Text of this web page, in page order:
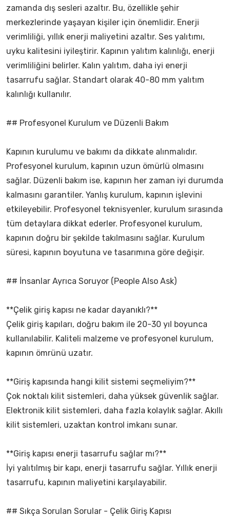
zamanda dış sesleri azaltır. Bu, özellikle şehir
merkezlerinde yaşayan kişiler için önemlidir. Enerji
verimliliği, yıllık enerji maliyetini azaltır. Ses yalıtımı,
uyku kalitesini iyileştirir. Kapının yalıtım kalınlığı, enerji
verimliliğini belirler. Kalın yalıtım, daha iyi enerji
tasarrufu sağlar. Standart olarak 40-80 mm yalıtım
kalınlığı kullanılır.
## Profesyonel Kurulum ve Düzenli Bakım
Kapının kurulumu ve bakımı da dikkate alınmalıdır.
Profesyonel kurulum, kapının uzun ömürlü olmasını
sağlar. Düzenli bakım ise, kapının her zaman iyi durumda
kalmasını garantiler. Yanlış kurulum, kapının işlevini
etkileyebilir. Profesyonel teknisyenler, kurulum sırasında
tüm detaylara dikkat ederler. Profesyonel kurulum,
kapının doğru bir şekilde takılmasını sağlar. Kurulum
süresi, kapının boyutuna ve tasarımına göre değişir.
## İnsanlar Ayrıca Soruyor (People Also Ask)
**Çelik giriş kapısı ne kadar dayanıklı?**
Çelik giriş kapıları, doğru bakım ile 20-30 yıl boyunca
kullanılabilir. Kaliteli malzeme ve profesyonel kurulum,
kapının ömrünü uzatır.
**Giriş kapısında hangi kilit sistemi seçmeliyim?**
Çok noktalı kilit sistemleri, daha yüksek güvenlik sağlar.
Elektronik kilit sistemleri, daha fazla kolaylık sağlar. Akıllı
kilit sistemleri, uzaktan kontrol imkanı sunar.
**Giriş kapısı enerji tasarrufu sağlar mı?**
İyi yalıtılmış bir kapı, enerji tasarrufu sağlar. Yıllık enerji
tasarrufu, kapının maliyetini karşılayabilir.
## Sıkça Sorulan Sorular - Çelik Giriş Kapısı